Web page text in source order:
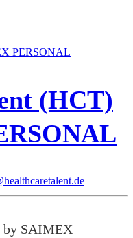
(HCT)
by SAIMEX